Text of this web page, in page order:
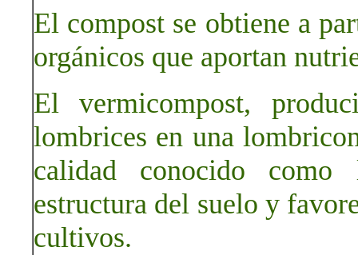
El compost se obtiene a
orgánicos que aportan
El vermicompost,
lombrices en una
calidad conocido como
estructura del suelo y
cultivos.